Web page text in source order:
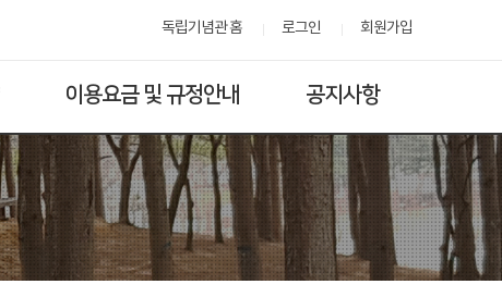
독립기념관 홈 로그인 회원가입
이용요금 및 규정안내 공지사항